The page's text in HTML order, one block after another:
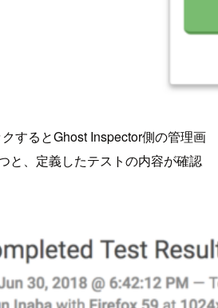
するとGhost Inspector側の管理画
と、定義したテストの内容が確認